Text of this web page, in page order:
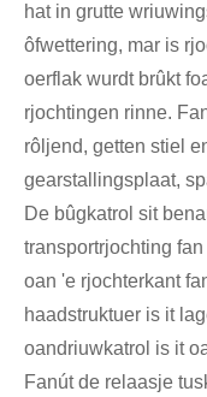
hat in grutte
ôfwettering, mar is
oerflak wurdt brûkt
rjochtingen rinne.
rôljend, getten stiel
gearstallingsplaat,
De bûgkatrol sit
transportrjochting
oan 'e rjochterkant
haadstruktuer is it
oandriuwkatrol is it
Fanút de relaasje